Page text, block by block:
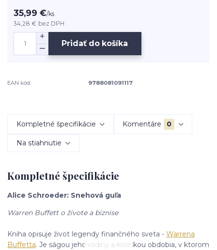
35,99 €/ks
34,28 € bez DPH
Pridať do košíka
EAN kód: 9788081091117
Kompletné špecifikácie Komentáre 0
Na stiahnutie
Kompletné špecifikácie
Alice Schroeder: Snehová guľa
Warren Buffett o živote a biznise
Kniha opisuje život legendy finančného sveta - Warrena
Buffetta. Je ságou jeho rodiny a kronikou obdobia, v ktorom